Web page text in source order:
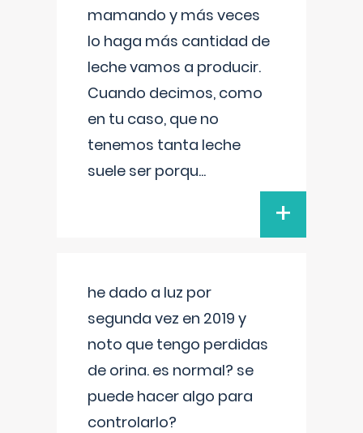
mamando y más veces
lo haga más cantidad de
leche vamos a producir.
Cuando decimos, como
en tu caso, que no
tenemos tanta leche
suele ser porqu...
+
he dado a luz por
segunda vez en 2019 y
noto que tengo perdidas
de orina. es normal? se
puede hacer algo para
controlarlo?